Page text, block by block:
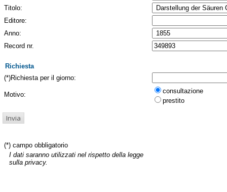
Titolo:
Editore:
Anno:
Record nr.
Richiesta
(*)Richiesta per il giorno:
Motivo:
consultazione
prestito
(*) campo obbligatorio
I dati saranno utilizzati nel rispetto della legge
sulla privacy.